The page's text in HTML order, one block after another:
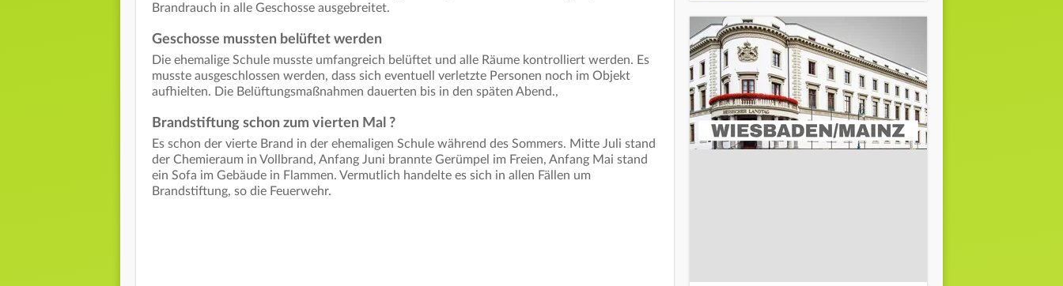
Brandrauch in alle Geschosse ausgebreitet.
Geschosse mussten belüftet werden
Die ehemalige Schule musste umfangreich belüftet und alle Räume kontrolliert werden. Es
musste ausgeschlossen werden, dass sich eventuell verletzte Personen noch im Objekt
aufhielten. Die Belüftungsmaßnahmen dauerten bis in den späten Abend.,
Brandstiftung schon zum vierten Mal ?
Es schon der vierte Brand in der ehemaligen Schule während des Sommers. Mitte Juli stand
der Chemieraum in Vollbrand, Anfang Juni brannte Gerümpel im Freien, Anfang Mai stand
ein Sofa im Gebäude in Flammen. Vermutlich handelte es sich in allen Fällen um
Brandstiftung, so die Feuerwehr.